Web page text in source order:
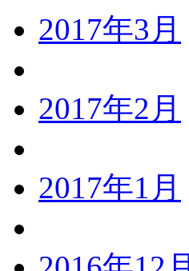
2017年3月
2017年2月
2017年1月